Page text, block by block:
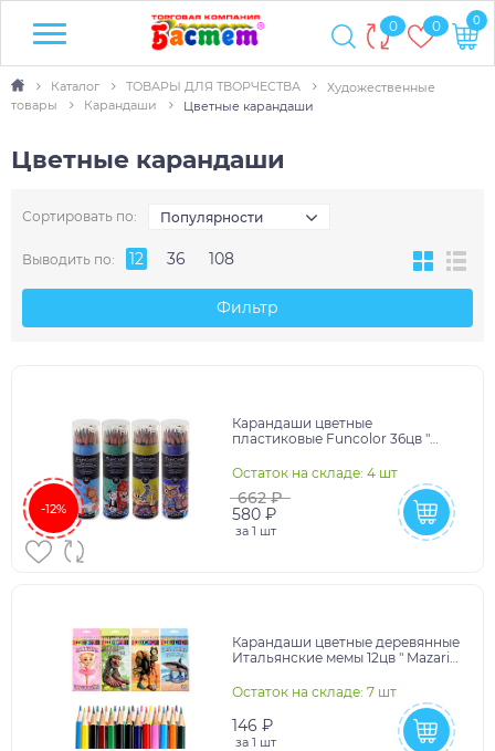
0 0 0
Каталог ТОВАРЫ ДЛЯ ТВОРЧЕСТВА
Художественные
товары
Карандаши Цветные карандаши
Цветные карандаши
Сортировать по: Популярности
Выводить по: 12 36 108
Фильтр
-12%
Карандаши цветные
пластиковые Funcolor 36цв "
вида (без возможности
Остаток на складе: 4 шт
662 ₽
580 ₽
за 1 шт
Карандаши цветные деревянные
Итальянские мемы 12цв " Mazari "
возможности
Остаток на складе: 7 шт
146 ₽
за 1 шт